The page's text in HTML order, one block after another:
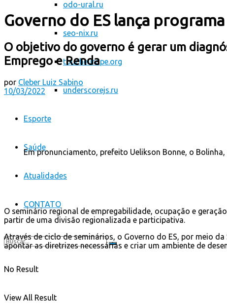
odo-ural.ru
seo-nix.ru
toucheurope.org
underscorejs.ru
Esporte
Saúde
Atualidades
CONTATO
No Result
View All Result
Governo do ES lança
O objetivo do governo é gerar um
Emprego e Renda
por Cleber Luiz Sabino
10/03/2022
Em pronunciamento, prefeito Uelikson Bonne, o
O seminário regional de empregabilidade, ocupação e
partir de uma divisão regionalizada e participativa.
Através de ciclo de seminários, o Governo do ES, por meio
apontar as diretrizes necessárias e criar um ambiente de